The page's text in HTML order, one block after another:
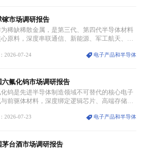
体。同时，行业标准落地、生产技术升级、原
能力提升，进一步夯实产业发展根基，吸引传
品牌、文旅企业等跨界入局，市场活力持续释
镓市场调研报告
稀缺稀散金属，是第三代、第四代半导体材料
原料，深度串联通信、新能源、军工航天、光
科技博弈的关键战略资源。镓并非传统大宗金
透”的战略体系，成为全球科技产业运转的刚
。
2026-07-24 电子产品和半导体
六氟化钨市场调研报告
化钨是先进半导体制造领域不可替代的核心电子
前驱体材料，深度绑定逻辑芯片、高端存储芯
CVD）、原子层沉积（ALD）工艺专用前驱体
流程。
2026-07-23 电子产品和半导体
茅台酒市场调研报告